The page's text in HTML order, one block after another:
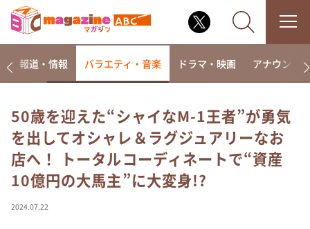
なるみ・岡村の過ぎるTV
相席食堂
これ余談なんですけど・・・
～人生密着トークバラエティ！～ やすとものいたっ
て真剣です
報道・情報 バラエティ・音楽 ドラマ・映画 アナウンサー
50歳を迎えた“シャイなM-1王者”が勇気
を出してオシャレ＆ラグジュアリーなお
店へ！ トータルコーディネートで“資産
10億円の大馬主”に大変身!?
2024.07.22